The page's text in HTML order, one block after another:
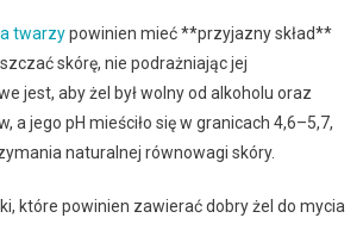
twarzypowinien mieć **przyjazny skład**
skórę, nie podrażniając jej
jest, aby żel był wolny od alkoholu oraz
a jego pH mieściło się w granicach 4,6–5,7,
naturalnej równowagi skóry.
które powinien zawierać dobry żel do mycia